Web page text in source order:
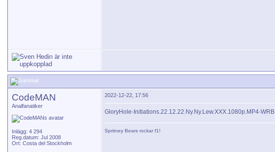
CodeMAN
Analfanatiker
Inlägg: 4 294
Reg.datum: Jul 2008
Ort: Costa del Stockholm
2022-12-22, 17:56
GloryHole-Initiations.22.12.22.Ny.Ny.Lew.XXX.1080p.MP4-WRB
Spritney Bears rockar f1!